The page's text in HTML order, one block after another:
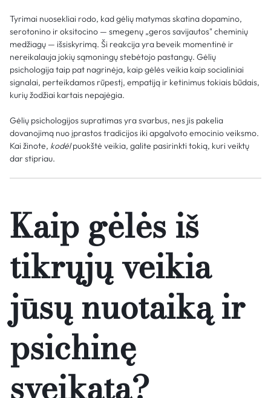
Tyrimai nuosekliai rodo, kad gėlių matymas skatina dopamino,
serotonino ir oksitocino — smegenų „geros savijautos" cheminių
medžiagų — išsiskyrimą. Ši reakcija yra beveik momentinė ir
nereikalauja jokių sąmoningų stebėtojo pastangų. Gėlių
psichologija taip pat nagrinėja, kaip gėlės veikia kaip socialiniai
signalai, perteikdamos rūpestį, empatiją ir ketinimus tokiais būdais,
kurių žodžiai kartais nepajėgia.
Gėlių psichologijos supratimas yra svarbus, nes jis pakelia
dovanojimą nuo įprastos tradicijos iki apgalvoto emocinio veiksmo.
Kai žinote, kodėlpuokštė veikia, galite pasirinkti tokią, kuri veiktų
dar stipriau.
Kaip gėlės iš
tikrųjų veikia
jūsų nuotaiką ir
psichinę
sveikatą?